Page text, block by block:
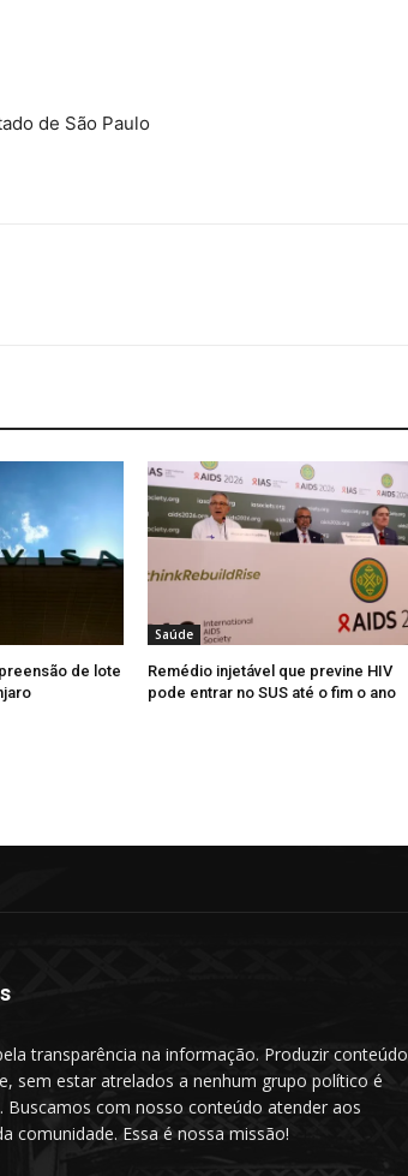
de São Paulo
de lote
Saúde
Remédio injetável que previne HIV
pode entrar no SUS até o fim o ano
transparência na informação. Produzir conteúdo
sem estar atrelados a nenhum grupo político é
Buscamos com nosso conteúdo atender aos
comunidade. Essa é nossa missão!